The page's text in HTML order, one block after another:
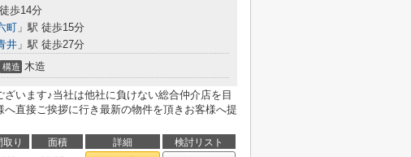
歩14分
町 」駅 徒歩15分
井 」駅 徒歩27分
構造 木造
います♪当社は他社に負けない総合仲介店を目
直接ご挨拶に行き最新の物件を頂きお客様へ提
取り 面積 詳細
検討リスト